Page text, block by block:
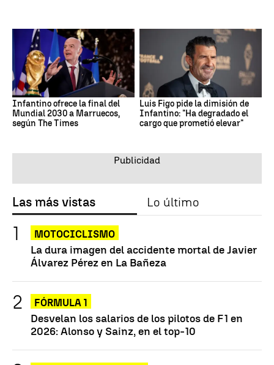
Infantino ofrece la final del
Mundial 2030 a Marruecos,
según The Times
Luis Figo pide la dimisión de
Infantino: "Ha degradado el
cargo que prometió elevar"
Las más vistas Lo último
MOTOCICLISMO
La dura imagen del accidente mortal de Javier
Álvarez Pérez en La Bañeza
FÓRMULA 1
Desvelan los salarios de los pilotos de F1 en
2026: Alonso y Sainz, en el top-10